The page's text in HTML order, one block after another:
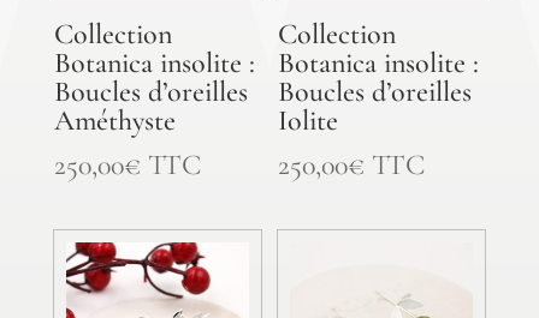
Collection
Botanica insolite :
Boucles d’oreilles
Améthyste
250,00€ TTC
Collection
Botanica insolite :
Boucles d’oreilles
Iolite
250,00€ TTC